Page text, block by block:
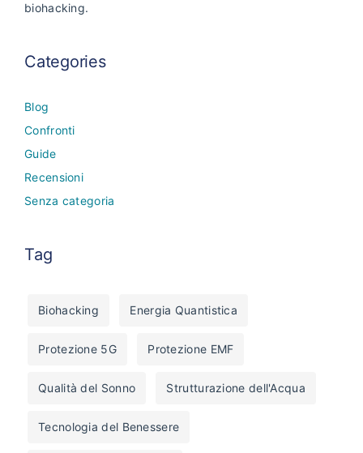
biohacking.
Categories
Blog
Confronti
Guide
Recensioni
Senza categoria
Tag
Biohacking Energia Quantistica
Protezione 5G Protezione EMF
Qualità del Sonno Strutturazione dell'Acqua
Tecnologia del Benessere